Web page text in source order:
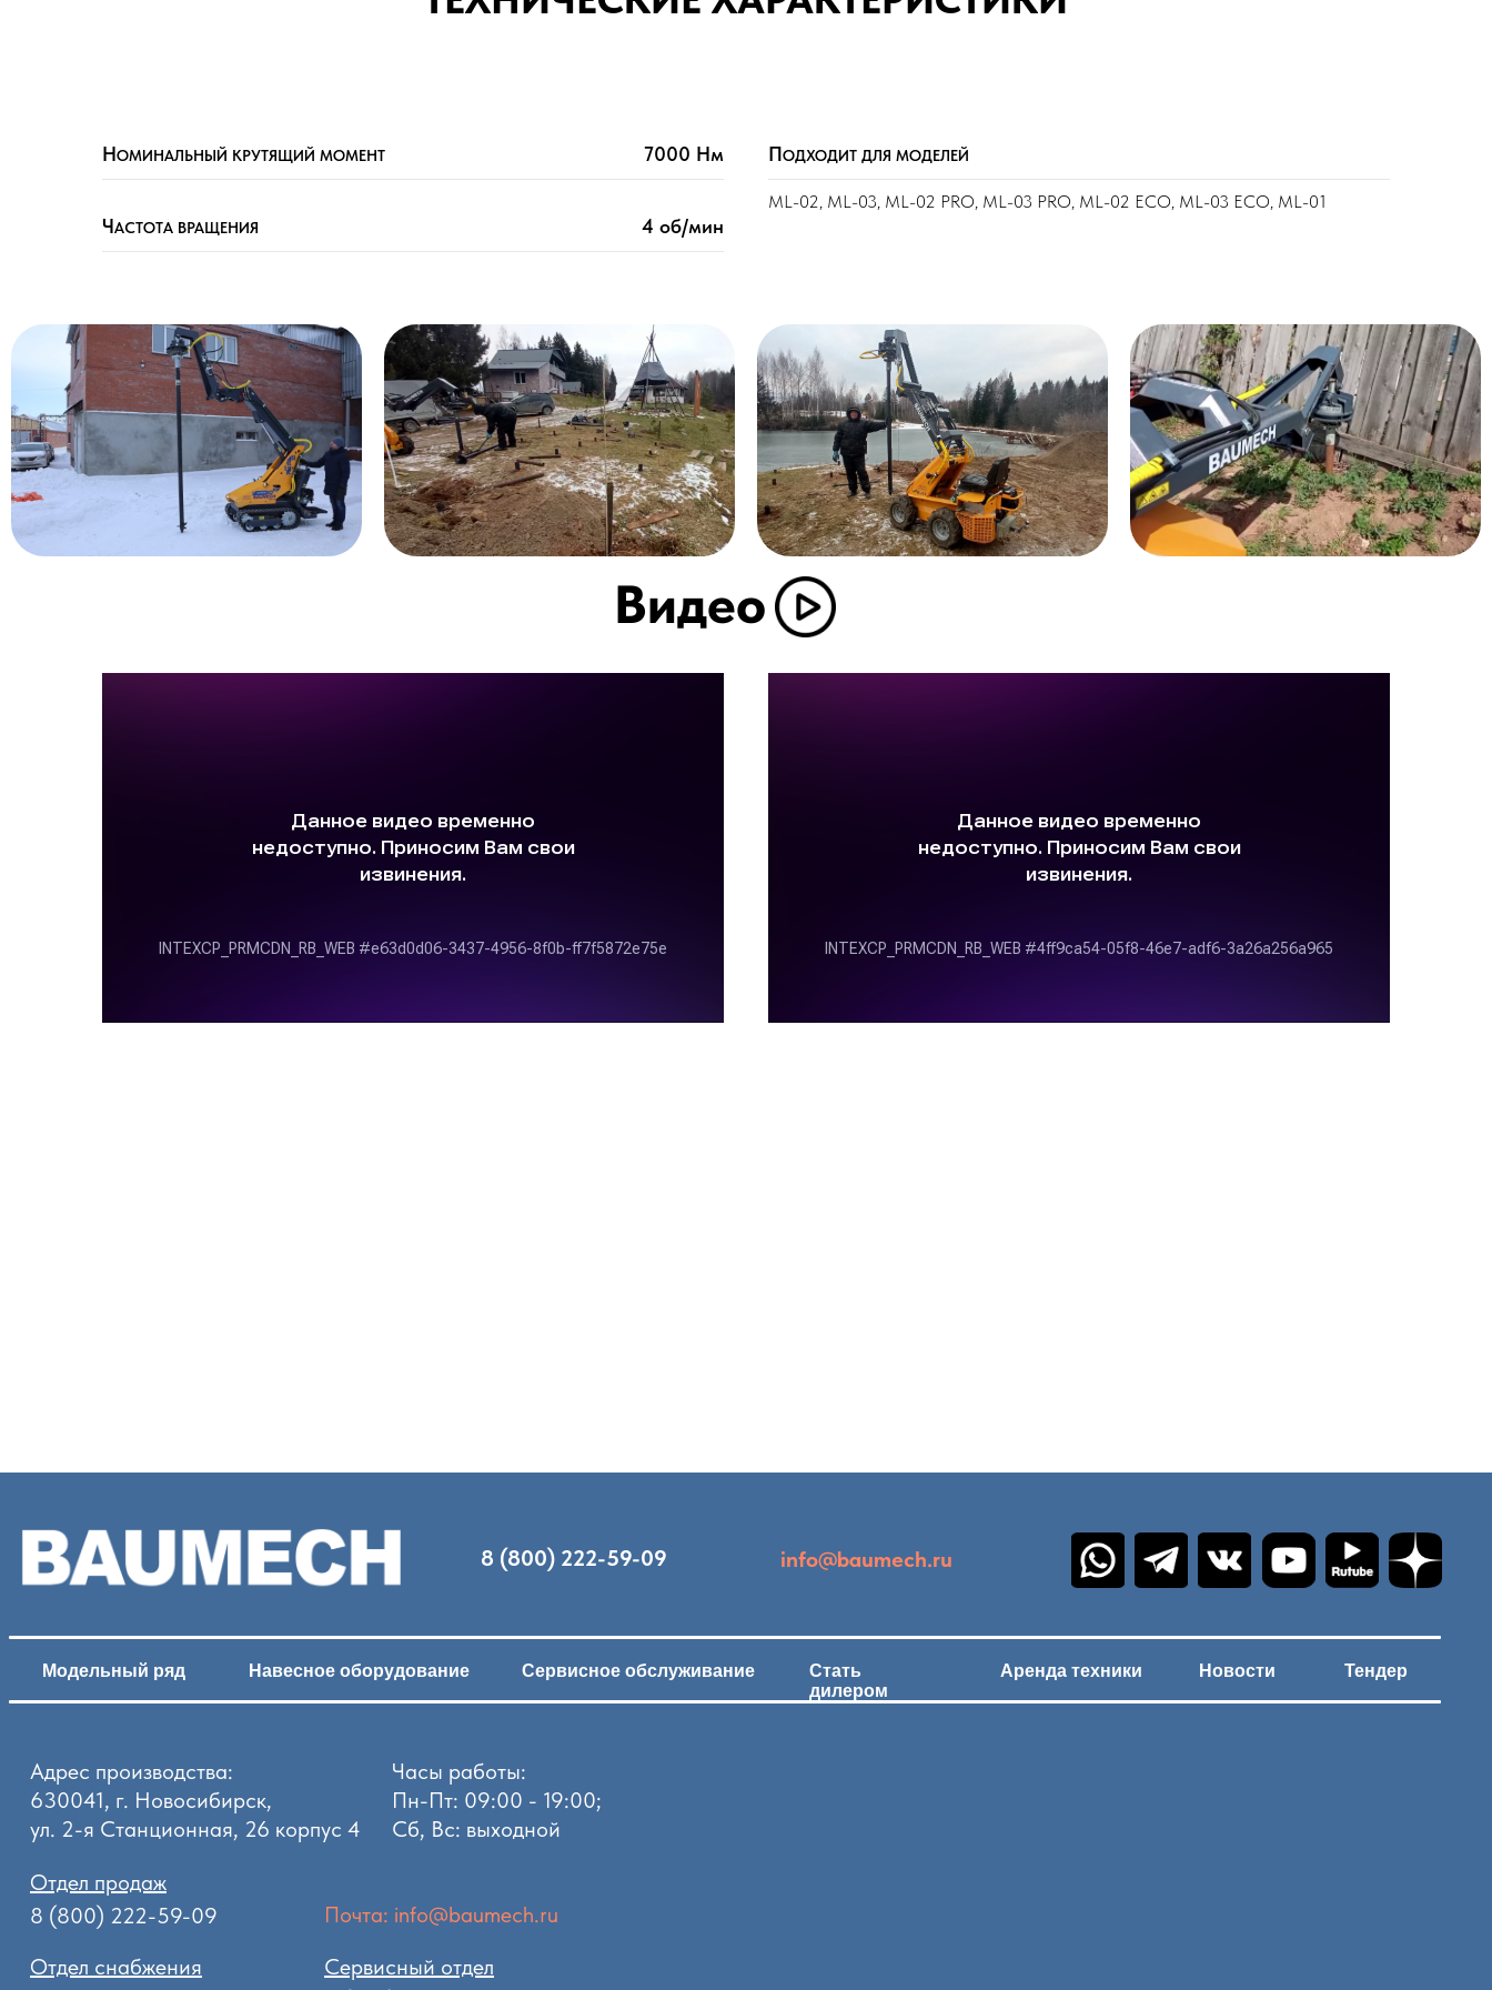
НОМИНАЛЬНЫЙ КРУТЯЩИЙ МОМЕНТ 7000 Нм
ЧАСТОТА ВРАЩЕНИЯ 4 об/мин
ПОДХОДИТ ДЛЯ МОДЕЛЕЙ
ML-02, ML-03, ML-02 PRO, ML-03 PRO, ML-02 ECO, ML-03 ECO, ML-01
Видео
Модельный ряд Навесное оборудование Тендер
Стать
дилером
Новости
Аренда техники
Сервисное обслуживание
Почта: info@baumech.ru
8 (800) 222-59-09
Отдел снабжения
info@baumech.ru
Сервисный отдел
Отдел продаж
8 (800) 222-59-09
Часы работы:
Пн-Пт: 09:00 - 19:00;
Сб, Вс: выходной
Адрес производства:
630041, г. Новосибирск,
ул. 2-я Станционная, 26 корпус 4